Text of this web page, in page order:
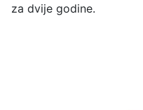
za dvije godine.